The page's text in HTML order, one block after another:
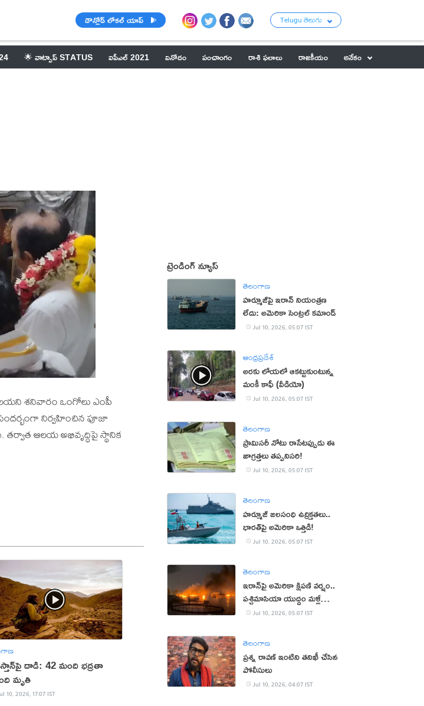
డౌన్లోడ్ లోకల్ యాప్ Telugu తెలుగు
🌟 వాట్సాప్ STATUS ఐపీఎల్ 2021 వినోదం పంచాంగం రాశి ఫలాలు రాజకీయం
అనేకం
శనివారం ఒంగోలు ఎంపీ
నిర్వహించిన పూజా
తర్వాత ఆలయ అభివృద్ధిపై స్థానిక
దాడి: 42 మంది భద్రతా
మృతి
10, 2026, 17:07 IST
ట్రెండింగ్ న్యూస్
తెలంగాణ
హర్మూజ్‌పై ఇరాన్‌ నియంత్రణ
లేదు: అమెరికా సెంట్రల్‌ కమాండ్‌
Jul 10, 2026, 05:07 IST
ఆంధ్రప్రదేశ్
అరకు లోయలో ఆకట్టుకుంటున్న
మంకీ కాఫీ (వీడియో)
Jul 10, 2026, 05:07 IST
తెలంగాణ
ప్రామిసరీ నోటు రాసేటప్పుడు ఈ
జాగ్రత్తలు తప్పనిసరి!
Jul 10, 2026, 05:07 IST
తెలంగాణ
హర్మూజ్‌ జలసంధి ఉద్రిక్తతలు..
భారత్‌పై అమెరికా ఒత్తిడి!
Jul 10, 2026, 05:07 IST
తెలంగాణ
ఇరాన్‌పై అమెరికా క్షిపణి వర్షం..
పశ్చిమాసియా యుద్ధం మళ్లీ
మొదటికి
Jul 10, 2026, 05:07 IST
తెలంగాణ
ప్రశ్న రావణ్ ఇంటిని తనిఖీ చేసిన
పోలీసులు
Jul 10, 2026, 04:07 IST